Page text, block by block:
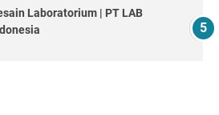
Laboratorium | PT LAB